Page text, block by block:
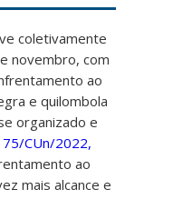
coletivamente
novembro, com
ao
e quilombola
organizado e
CUn/2022,
ao
mais alcance e